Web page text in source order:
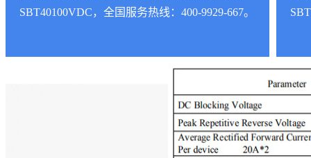
SBT40100VDC，全国服务热线：400-9929-667。